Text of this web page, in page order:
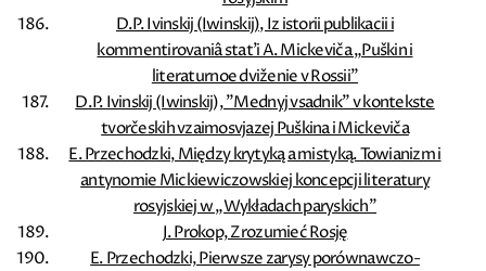
D.P. Ivinskij (Iwinskij), Iz istorii publikacii i
kommentirovaniâ stat'i A. Mickeviča „Puškin i
literaturnoe dviženie v Rossii”
D.P. Ivinskij (Iwinskij), ”Mednyj vsadnik” v kontekste
tvorčeskih vzaimosvjazej Puškina i Mickeviča
E. Przechodzki, Między krytyką a mistyką. Towianizm i
antynomie Mickiewiczowskiej koncepcji literatury
rosyjskiej w „Wykładach paryskich”
J. Prokop, Zrozumieć Rosję
E. Przechodzki, Pierwsze zarysy porównawczo-